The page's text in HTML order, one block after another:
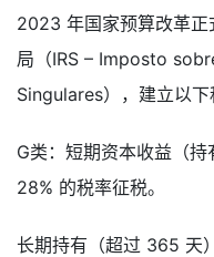
2023 年国家预算改革正
局（IRS – Imposto
Singulares），建立以下
G类：短期资本收益（
28% 的税率征税。
长期持有（超过 365 天